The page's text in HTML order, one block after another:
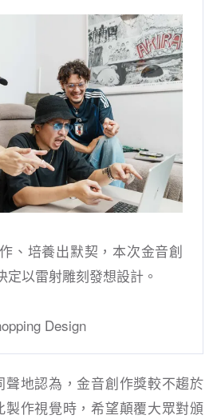
、培養出默契，本次金音創
以雷射雕刻發想設計。
Design
地認為，金音創作獎較不趨於
作視覺時，希望顛覆大眾對頒